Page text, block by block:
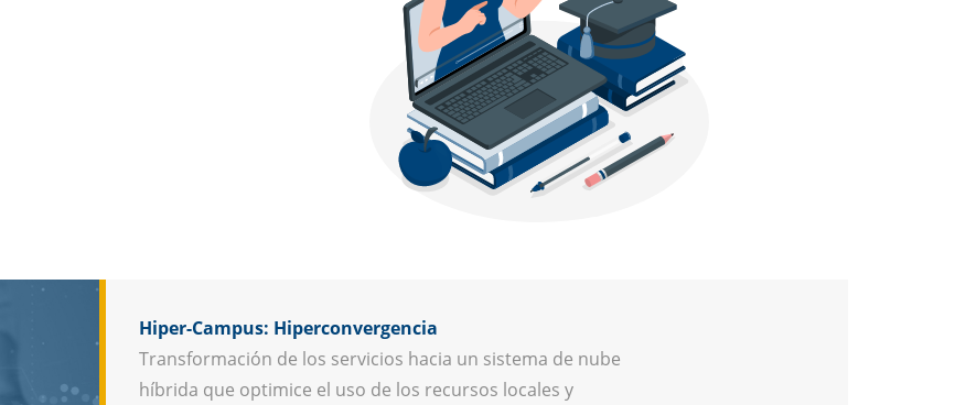
Hiper-Campus: Hiperconvergencia
Transformación de los servicios hacia un sistema de nube
híbrida que optimice el uso de los recursos locales y